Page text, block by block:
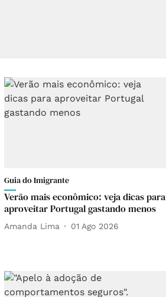
Guia do Imigrante
Verão mais econômico: veja dicas para
aproveitar Portugal gastando menos
Amanda Lima 01 Ago 2026